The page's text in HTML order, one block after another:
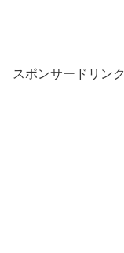
スポンサードリンク